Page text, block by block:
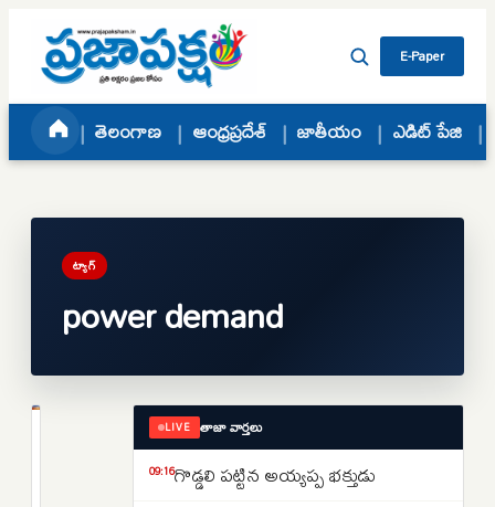
Skip to content
E-Paper
తెలంగాణ ఆంధ్రప్రదేశ్ జాతీయం ఎడిట్ పేజి
ట్యాగ్
power demand
LIVE తాజా వార్తలు
09:16గొడ్డలి పట్టిన అయ్యప్ప భక్తుడు